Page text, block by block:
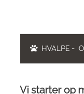
HVALPE -
Vi starter op